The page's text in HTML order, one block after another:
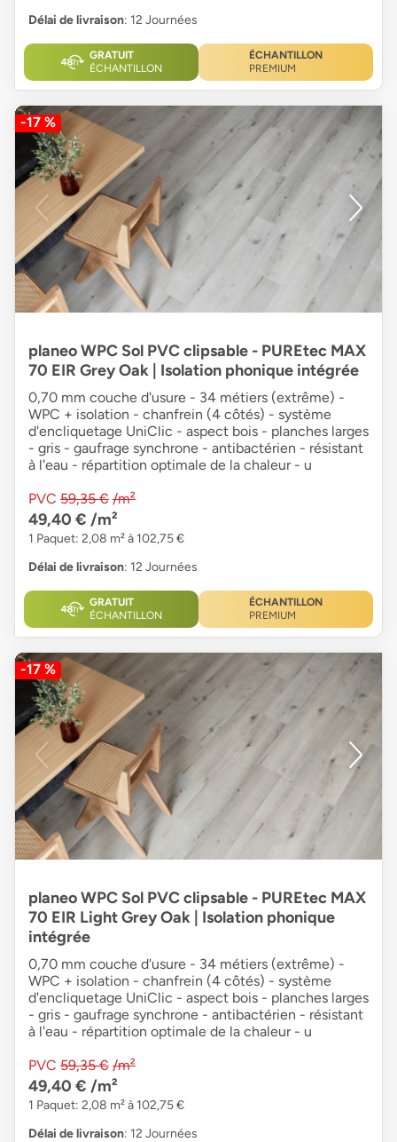
Délai de livraison: 12 Journées
GRATUIT
ÉCHANTILLON
ÉCHANTILLON
PREMIUM
-17 %
planeo WPC Sol PVC clipsable - PUREtec MAX
70 EIR Grey Oak | Isolation phonique intégrée
0,70 mm couche d'usure - 34 métiers (extrême) -
WPC + isolation - chanfrein (4 côtés) - système
d'encliquetage UniClic - aspect bois - planches larges
- gris - gaufrage synchrone - antibactérien - résistant
à l'eau - répartition optimale de la chaleur - u
PVC 59,35 € /m²
49,40 € /m²
1 Paquet: 2,08 m² à 102,75 €
Délai de livraison: 12 Journées
GRATUIT
ÉCHANTILLON
ÉCHANTILLON
PREMIUM
-17 %
planeo WPC Sol PVC clipsable - PUREtec MAX
70 EIR Light Grey Oak | Isolation phonique
intégrée
0,70 mm couche d'usure - 34 métiers (extrême) -
WPC + isolation - chanfrein (4 côtés) - système
d'encliquetage UniClic - aspect bois - planches larges
- gris - gaufrage synchrone - antibactérien - résistant
à l'eau - répartition optimale de la chaleur - u
PVC 59,35 € /m²
49,40 € /m²
1 Paquet: 2,08 m² à 102,75 €
Délai de livraison: 12 Journées